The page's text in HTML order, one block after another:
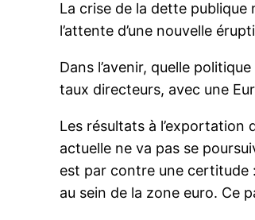
La crise de la dette publique
l’attente d’une nouvelle
Dans l’avenir, quelle
taux directeurs, avec une
Les résultats à l’exportation
actuelle ne va pas se
est par contre une certitude
au sein de la zone euro. Ce